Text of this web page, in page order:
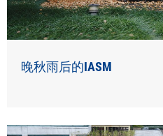
晚秋雨后的IASM